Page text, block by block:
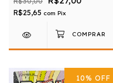
R$25,65 com Pix
10% OFF